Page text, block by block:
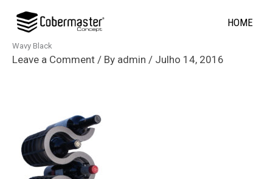
content
HOME
Wavy Black
Leave a Comment / By admin / Julho 14, 2016